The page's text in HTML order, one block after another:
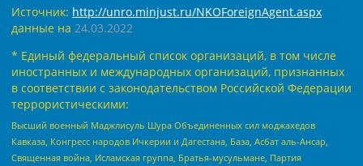
Источник: http://unro.minjust.ru/NKOForeignAgent.aspx
данные на 24.03.2022
* Единый федеральный список организаций, в том числе
иностранных и международных организаций, признанных
в соответствии с законодательством Российской Федерации
террористическими:
Высший военный Маджлисуль Шура Объединенных сил моджахедов
Кавказа, Конгресс народов Ичкерии и Дагестана, База, Асбат аль-Ансар,
Священная война, Исламская группа, Братья-мусульмане, Партия